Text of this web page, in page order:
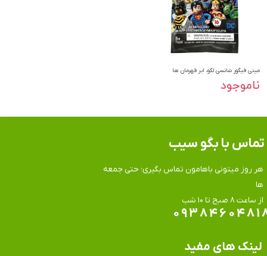
مینی فیگور شانسی لگو، ابر قهرمان ها
ناموجود
هر روز میتونی باهامون تماس بگیری؛ حتی جمعه
ها
​​​​​​​از ساعت ۸ صبح تا ۱۰ شب
تماس​​​​​​​ با بگو سیب
لینک های مفید